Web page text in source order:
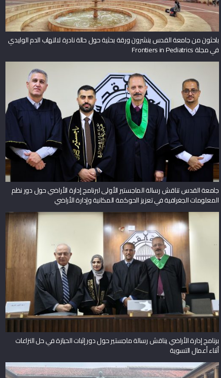
باحثون من جامعة القدس ينشرون ورقة بحثية حول حالة نادرة لالتهاب الدم الوليدي
في مجلة Frontiers in Pediatrics
جامعة القدس تناقش رسالة الماجستير الأولى لبرنامج إدارة الأراضي حول دور نظم
المعلومات الجغرافية في تعزيز الحوكمة المكانية وإدارة الأراضي
برنامج إدارة الأراضي يناقش رسالة ماجستير حول دور إثبات الحيازة في حل النزاعات
أثناء أعمال التسوية